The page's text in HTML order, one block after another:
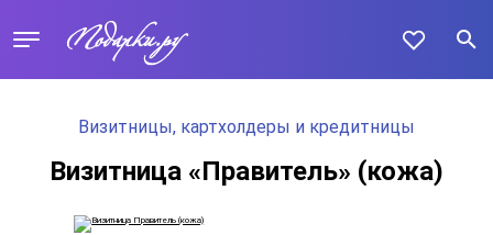
Визитницы, картхолдеры и кредитницы
Визитница «Правитель» (кожа)